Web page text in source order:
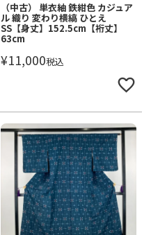
（中古） 単衣紬 鉄紺色 カジュア
ル 織り 変わり横縞 ひとえ
SS【身丈】152.5cm【裄丈】
63cm
¥11,000税込